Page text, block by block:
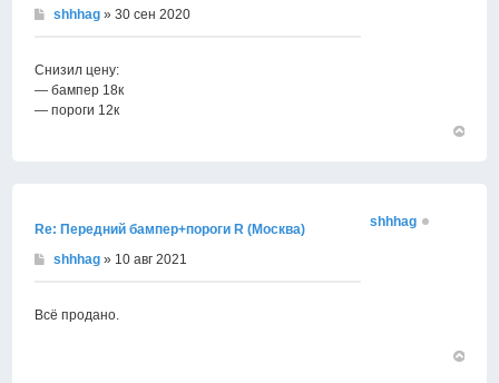
shhhag » 30 сен 2020
Снизил цену:
— бампер 18к
— пороги 12к
Re: Передний бампер+пороги R (Москва)
shhhag » 10 авг 2021
Всё продано.
shhhag